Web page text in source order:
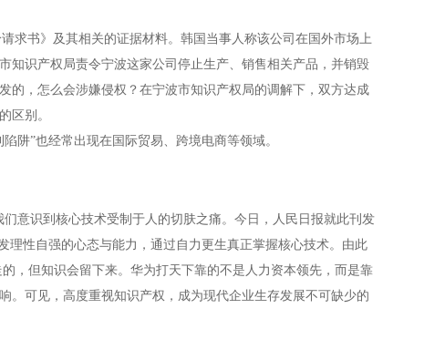
书》及其相关的证据材料。韩国当事人称该公司在国外市场上
知识产权局责令宁波这家公司停止生产、销售相关产品，并销毁
的，怎么会涉嫌侵权？在宁波市知识产权局的调解下，双方达成
区别。
”也经常出现在国际贸易、跨境电商等领域。
意识到核心技术受制于人的切肤之痛。今日，人民日报就此刊发
理性自强的心态与能力，通过自力更生真正掌握核心技术。由此
，但知识会留下来。华为打天下靠的不是人力资本领先，而是靠
。可见，高度重视知识产权，成为现代企业生存发展不可缺少的